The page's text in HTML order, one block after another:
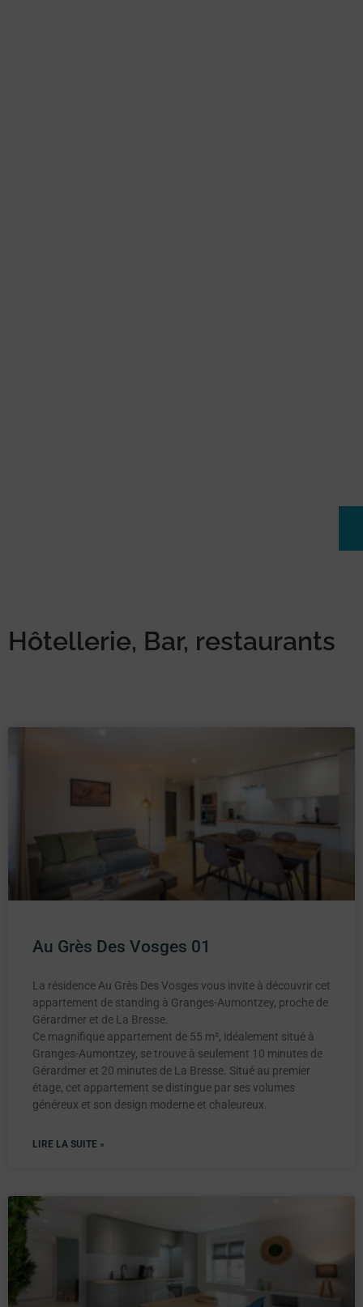
Hôtellerie, Bar, restaurants
Au Grès Des Vosges 01
La résidence Au Grès Des Vosges vous invite à découvrir cet
appartement de standing à Granges-Aumontzey, proche de
Gérardmer et de La Bresse.
Ce magnifique appartement de 55 m², idéalement situé à
Granges-Aumontzey, se trouve à seulement 10 minutes de
Gérardmer et 20 minutes de La Bresse. Situé au premier
étage, cet appartement se distingue par ses volumes
généreux et son design moderne et chaleureux.
LIRE LA SUITE »